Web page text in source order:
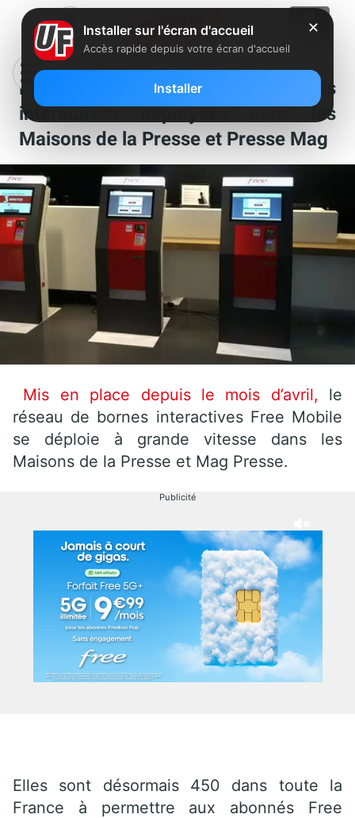
Free Mobile : 450 bornes
interactives déployées dans les
Maisons de la Presse et Presse Mag
Mis en place depuis le mois d’avril, le
réseau de bornes interactives Free Mobile
se déploie à grande vitesse dans les
Maisons de la Presse et Mag Presse.
Publicité
Elles sont désormais 450 dans toute la
France à permettre aux abonnés Free
✕
Installer sur l'écran d'accueil
Accès rapide depuis votre écran d'accueil
Installer